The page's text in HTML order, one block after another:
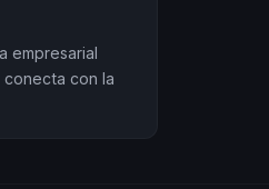
empresarial
con la